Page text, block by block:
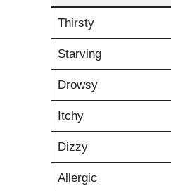
Thirsty
Starving
Drowsy
Itchy
Dizzy
Allergic